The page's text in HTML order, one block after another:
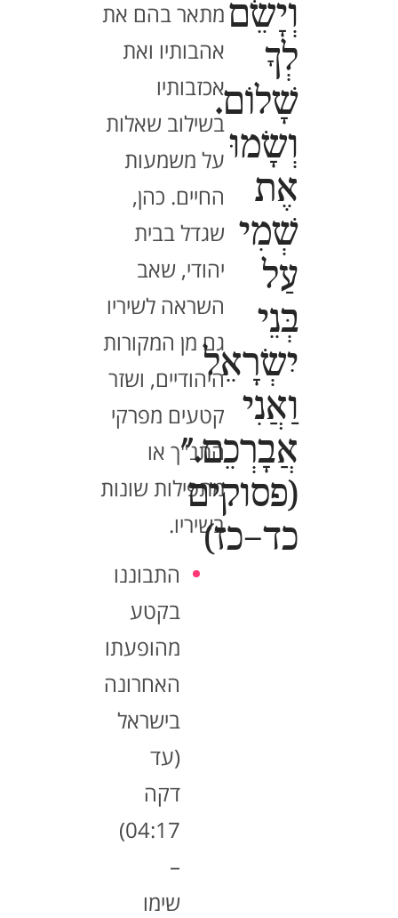
וְיָשֵׂם
לְךָ
שָׁלוֹם.
וְשָׂמוּ
אֶת
שְׁמִי
עַל
בְּנֵי
יִשְׂרָאֵל
וַאֲנִי
אֲבָרְכֵם."
(פסוקים
כד–כז)
מתאר בהם את
אהבותיו ואת
אכזבותיו
בשילוב שאלות
על משמעות
החיים. כהן,
שגדל בבית
יהודי, שאב
השראה לשיריו
גם מן המקורות
היהודיים, ושזר
קטעים מפרקי
התנ"ך או
מתפילות שונות
בשיריו.
התבוננו
בקטע
מהופעתו
האחרונה
בישראל
(עד
דקה
04:17)
–
שימו